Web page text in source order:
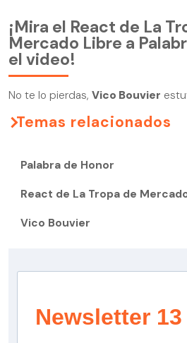
¡Mira el React de La
Mercado Libre a
el video!
No te lo pierdas, Vico Bouvier
Temas relacionados
Palabra de Honor
React de La Tropa de
Vico Bouvier
Newsletter 13